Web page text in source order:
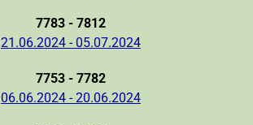
7783 - 7812
21.06.2024 - 05.07.2024
7753 - 7782
06.06.2024 - 20.06.2024